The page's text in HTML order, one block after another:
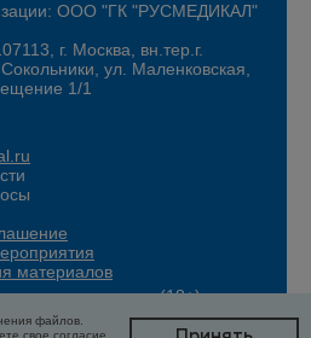
ООО "ГК "РУСМЕДИКАЛ"
г. Москва, вн.тер.г.
ул. Маленковская,
1/1
материалов
здравоохранения (18+)
файлов.
свое согласие